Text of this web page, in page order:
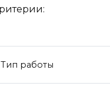
Тип работы